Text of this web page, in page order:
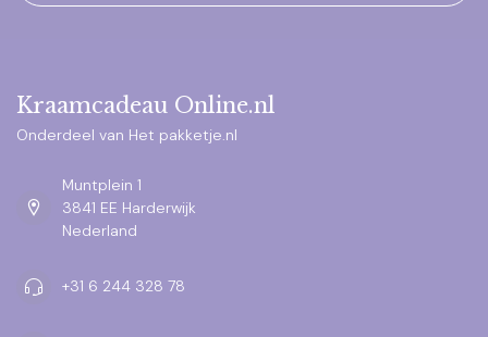
Kraamcadeau Online.nl
Onderdeel van Het pakketje.nl
Muntplein 1
3841 EE Harderwijk
Nederland
+31 6 244 328 78